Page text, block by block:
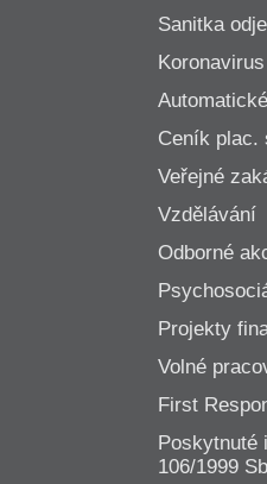
Sanitka
Koronavirus
Ceník plac.
Veřejné
Vzdělávání
Odborné
Projekty
Volné
First
Poskytnuté
106/1999